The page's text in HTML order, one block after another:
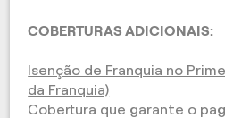
COBERTURAS ADICIONAIS:
Isenção de Franquia no
da Franquia)
Cobertura que garante o